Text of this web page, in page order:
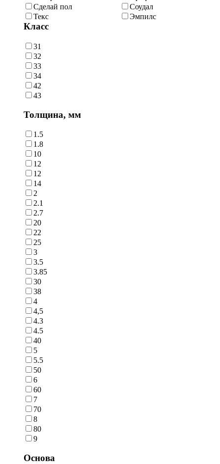
Сделай пол
Соудал
Текс
Эмпилс
Класс
31
32
33
34
42
43
Толщина, мм
1.5
1.8
10
12
12
14
2
2.1
2.7
20
22
25
3
3.5
3.85
30
38
4
4,5
4.3
4.5
40
5
5.5
50
6
60
7
70
8
80
9
Основа